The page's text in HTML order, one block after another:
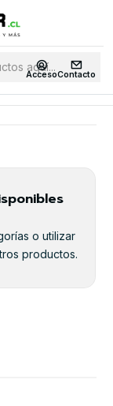
AccesoContacto
Chile · Retiro en
o utilizar
productos.